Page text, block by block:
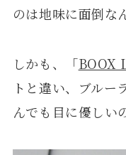
のは地味に面倒な
しかも、「BOOX
トと違い、ブルー
んでも目に優しい